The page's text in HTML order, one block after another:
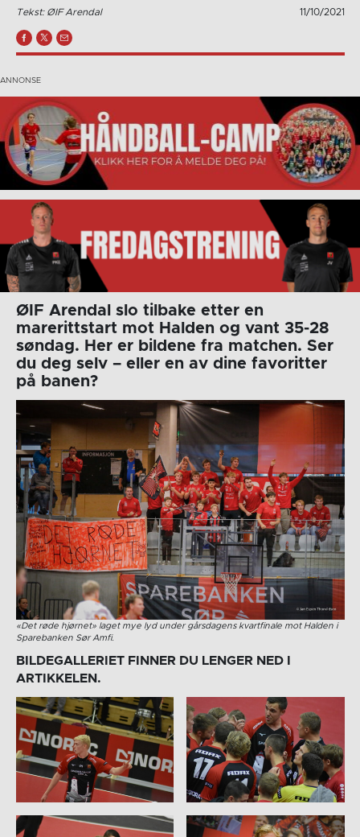
Tekst: ØIF Arendal 11/10/2021
ØIF Arendal slo tilbake etter en
marerittstart mot Halden og vant 35-28
søndag. Her er bildene fra matchen. Ser
du deg selv – eller en av dine favoritter
på banen?
«Det røde hjørnet» laget mye lyd under gårsdagens kvartfinale mot Halden i
Sparebanken Sør Amfi.
BILDEGALLERIET FINNER DU LENGER NED I
ARTIKKELEN.